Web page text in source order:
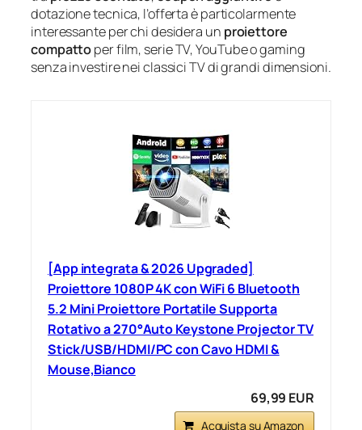
dotazione tecnica, l’offerta è particolarmente
interessante per chi desidera un proiettore
compattoper film, serie TV, YouTube o gaming
senza investire nei classici TV di grandi dimensioni.
[App integrata & 2026 Upgraded]
Proiettore 1080P 4K con WiFi 6 Bluetooth
5.2 Mini Proiettore Portatile Supporta
Rotativo a 270°Auto Keystone Projector TV
Stick/USB/HDMI/PC con Cavo HDMI &
Mouse,Bianco
69,99 EUR
Acquista su Amazon